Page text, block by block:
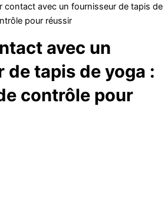
contact avec un fournisseur de tapis de
pour réussir
avec un
de tapis de yoga :
contrôle pour